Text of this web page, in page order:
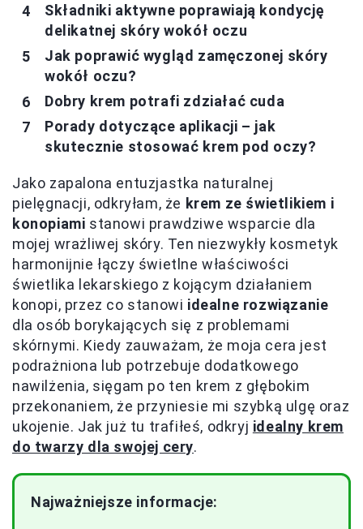
Składniki aktywne poprawiają kondycję
delikatnej skóry wokół oczu
Jak poprawić wygląd zamęczonej skóry
wokół oczu?
Dobry krem potrafi zdziałać cuda
Porady dotyczące aplikacji – jak
skutecznie stosować krem pod oczy?
Jako zapalona entuzjastka naturalnej
pielęgnacji, odkryłam, że krem ze świetlikiem i
konopiami stanowi prawdziwe wsparcie dla
mojej wrażliwej skóry. Ten niezwykły kosmetyk
harmonijnie łączy świetlne właściwości
świetlika lekarskiego z kojącym działaniem
konopi, przez co stanowi idealne rozwiązanie
dla osób borykających się z problemami
skórnymi. Kiedy zauważam, że moja cera jest
podrażniona lub potrzebuje dodatkowego
nawilżenia, sięgam po ten krem z głębokim
przekonaniem, że przyniesie mi szybką ulgę oraz
ukojenie. Jak już tu trafiłeś, odkryj idealny krem
do twarzy dla swojej cery.
Najważniejsze informacje: